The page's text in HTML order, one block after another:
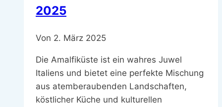
2025
Von 2. März 2025
Die Amalfiküste ist ein wahres Juwel
Italiens und bietet eine perfekte Mischung
aus atemberaubenden Landschaften,
köstlicher Küche und kulturellen